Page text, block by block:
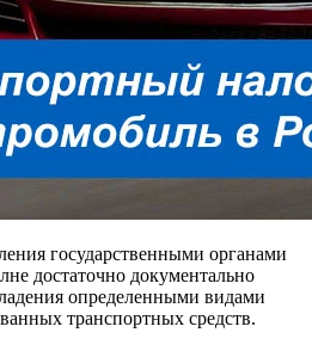
государственными органами
достаточно документально
определенными видами
транспортных средств.